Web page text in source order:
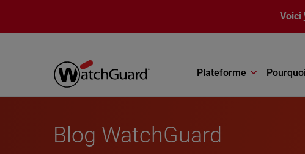
Voici
Plateforme
Blog WatchGuard